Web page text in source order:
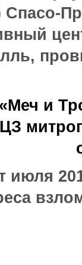
Спасо-
и